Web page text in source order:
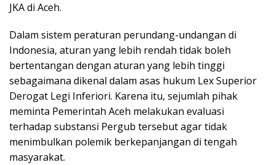
JKA di Aceh.
Dalam sistem peraturan perundang-undangan di
Indonesia, aturan yang lebih rendah tidak boleh
bertentangan dengan aturan yang lebih tinggi
sebagaimana dikenal dalam asas hukum Lex Superior
Derogat Legi Inferiori. Karena itu, sejumlah pihak
meminta Pemerintah Aceh melakukan evaluasi
terhadap substansi Pergub tersebut agar tidak
menimbulkan polemik berkepanjangan di tengah
masyarakat.